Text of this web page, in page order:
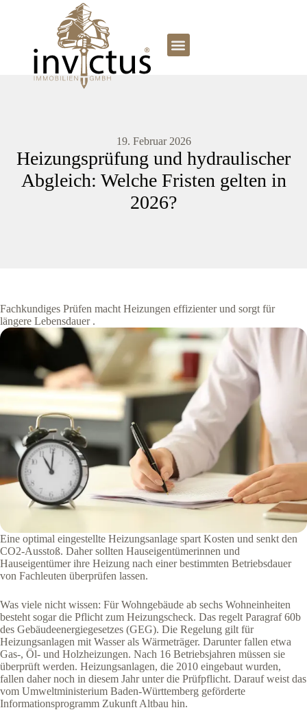
19. Februar 2026
Heizungsprüfung und hydraulischer
Abgleich: Welche Fristen gelten in
2026?
Fachkundiges Prüfen macht Heizungen effizienter und sorgt für
längere Lebensdauer .
Eine optimal eingestellte Heizungsanlage spart Kosten und senkt den
CO2-Ausstoß. Daher sollten Hauseigentümerinnen und
Hauseigentümer ihre Heizung nach einer bestimmten Betriebsdauer
von Fachleuten überprüfen lassen.
Was viele nicht wissen: Für Wohngebäude ab sechs Wohneinheiten
besteht sogar die Pflicht zum Heizungscheck. Das regelt Paragraf 60b
des Gebäudeenergiegesetzes (GEG). Die Regelung gilt für
Heizungsanlagen mit Wasser als Wärmeträger. Darunter fallen etwa
Gas-, Öl- und Holzheizungen. Nach 16 Betriebsjahren müssen sie
überprüft werden. Heizungsanlagen, die 2010 eingebaut wurden,
fallen daher noch in diesem Jahr unter die Prüfpflicht. Darauf weist das
vom Umweltministerium Baden-Württemberg geförderte
Informationsprogramm Zukunft Altbau hin.